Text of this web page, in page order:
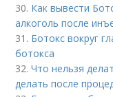
30. Как вывести
алкоголь после
31. Ботокс вокруг
ботокса
32.Что нельзя
делать после